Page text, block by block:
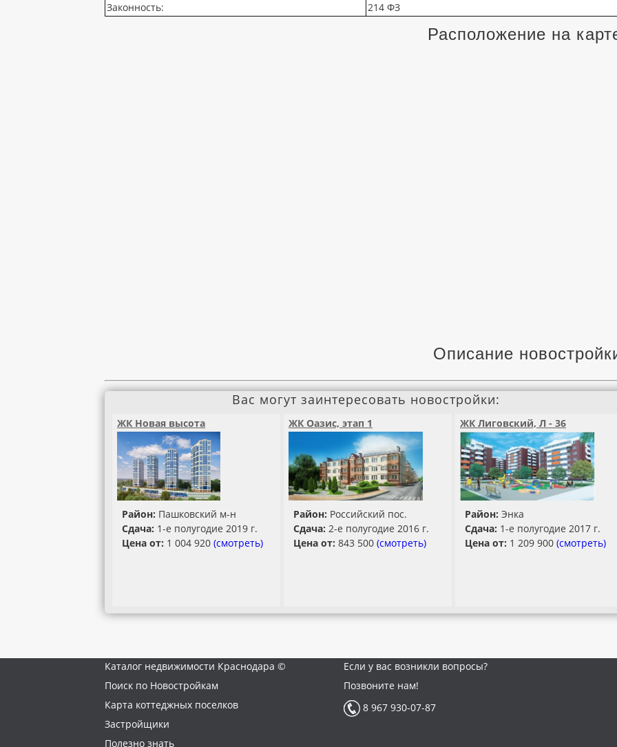
Законность:
214 ФЗ
Расположение на
Описание
Вас могут заинтересовать новостройки:
ЖК Новая высота
Район: Пашковский м-н
Сдача: 1-е полугодие 2019 г.
Цена от: 1 004 920(смотреть)
ЖК Оазис, этап 1
Район: Российский пос.
Сдача: 2-е полугодие 2016 г.
Цена от: 843 500(смотреть)
ЖК Лиговский, Л - 36
Район: Энка
Сдача: 1-е полугодие 2017 г.
Цена от: 1 209 900(смотреть)
Каталог недвижимости Краснодара ©
Поиск по Новостройкам
Карта коттеджных поселков
Застройщики
Полезно знать
Если у вас возникли вопросы?
Позвоните нам!
8 967 930-07-87